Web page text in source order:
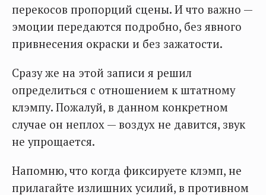
перекосов пропорций сцены. И что важно —
эмоции передаются подробно, без явного
привнесения окраски и без зажатости.
Сразу же на этой записи я решил
определиться с отношением к штатному
клэмпу. Пожалуй, в данном конкретном
случае он неплох — воздух не давится, звук
не упрощается.
Напомню, что когда фиксируете клэмп, не
прилагайте излишних усилий, в противном